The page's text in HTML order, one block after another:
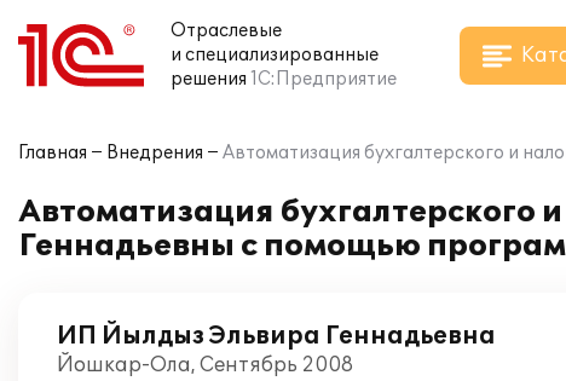
Отраслевые
и специализированные
решения 1С:Предприятие
Главная Внедрения Автоматизация бухгалтерского и
Автоматизация бухгалтерского
Геннадьевны с помощью
ИП Йылдыз Эльвира Геннадьевна
Йошкар-Ола, Сентябрь 2008